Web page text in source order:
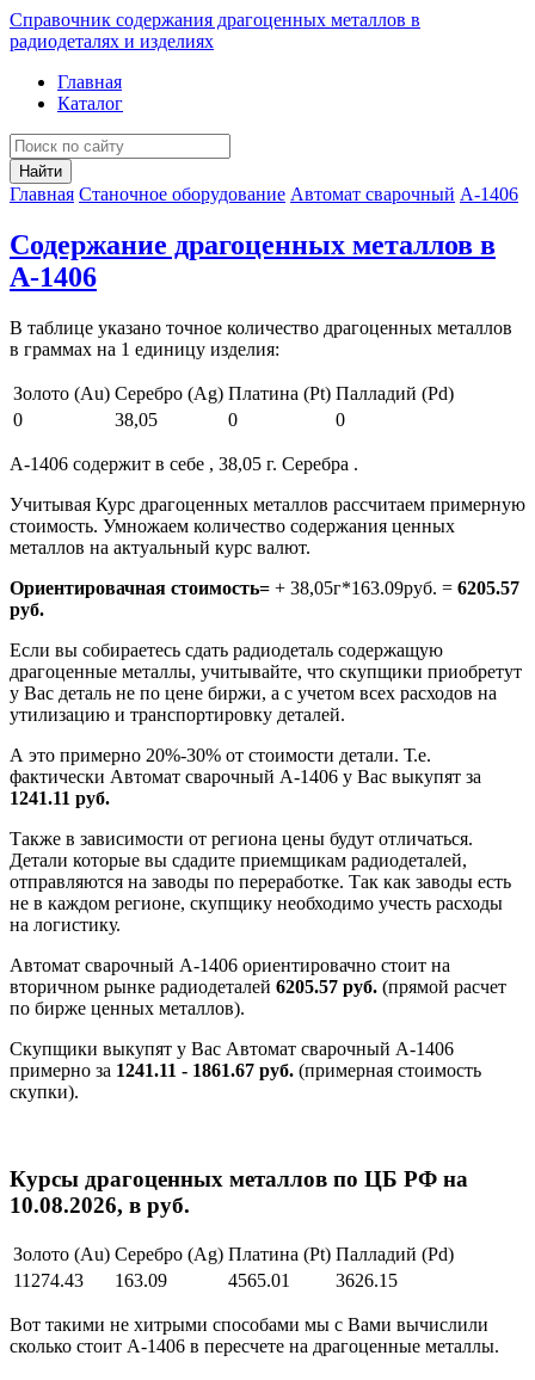
Справочник содержания драгоценных металлов в
радиодеталях и изделиях
Главная
Каталог
Найти
Главная Станочное оборудование Автомат сварочный А-1406
Содержание драгоценных металлов в
А-1406
В таблице указано точное количество драгоценных металлов
в граммах на 1 единицу изделия:
Золото (Au) Серебро (Ag) Платина (Pt) Палладий (Pd)
0
38,05 0 0
А-1406 содержит в себе , 38,05 г. Серебра .
Учитывая Курс драгоценных металлов рассчитаем примерную
стоимость. Умножаем количество содержания ценных
металлов на актуальный курс валют.
Ориентировачная стоимость= + 38,05г*163.09руб. = 6205.57
руб.
Если вы собираетесь сдать радиодеталь содержащую
драгоценные металлы, учитывайте, что скупщики приобретут
у Вас деталь не по цене биржи, а с учетом всех расходов на
утилизацию и транспортировку деталей.
А это примерно 20%-30% от стоимости детали. Т.е.
фактически Автомат сварочный А-1406 у Вас выкупят за
1241.11 руб.
Также в зависимости от региона цены будут отличаться.
Детали которые вы сдадите приемщикам радиодеталей,
отправляются на заводы по переработке. Так как заводы есть
не в каждом регионе, скупщику необходимо учесть расходы
на логистику.
Автомат сварочный А-1406 ориентировачно стоит на
вторичном рынке радиодеталей 6205.57 руб. (прямой расчет
по бирже ценных металлов).
Скупщики выкупят у Вас Автомат сварочный А-1406
примерно за 1241.11 - 1861.67 руб. (примерная стоимость
скупки).
Курсы драгоценных металлов по ЦБ РФ на
10.08.2026, в руб.
Золото (Au) Серебро (Ag) Платина (Pt) Палладий (Pd)
11274.43
163.09 4565.01 3626.15
Вот такими не хитрыми способами мы с Вами вычислили
сколько стоит А-1406 в пересчете на драгоценные металлы.